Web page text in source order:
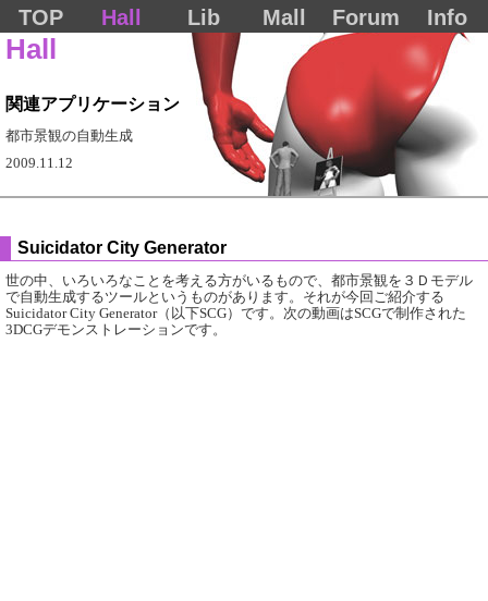
TOP Hall Lib Mall Forum Info
Hall
関連アプリケーション
都市景観の自動生成
2009.11.12
Suicidator City Generator
世の中、いろいろなことを考える方がいるもので、都市景観を３Ｄモデル
で自動生成するツールというものがあります。それが今回ご紹介する
Suicidator City Generator（以下SCG）です。次の動画はSCGで制作された
3DCGデモンストレーションです。